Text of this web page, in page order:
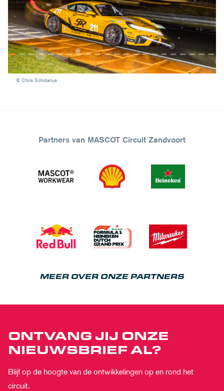
© Chris Schotanus
Partners van MASCOT Circuit Zandvoort
MEER OVER ONZE PARTNERS
ONTVANG JIJ ONZE
NIEUWSBRIEF AL?
Blijf op de hoogte van de ontwikkelingen op en rond het
circuit.